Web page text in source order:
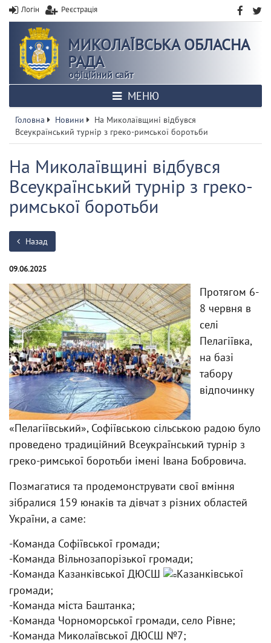
Логін Реєстрація
МИКОЛАЇВСЬКА ОБЛАСНА
РАДА
офіційний сайт
МЕНЮ
Головна Новини
На Миколаївщині відбувся
Всеукраїнський турнір з греко-римської боротьби
На Миколаївщині відбувся
Всеукраїнський турнір з греко-
римської боротьби
Назад
09.06.2025
Протягом 6-
8 червня в
селі
Пелагіївка,
на базі
табору
відпочинку
«Пелагіївський», Софіївською сільською радою було
проведено традиційний Всеукраїнський турнір з
греко-римської боротьби імені Івана Бобровича.
Позмагатися та продемонструвати свої вміння
зібралися 159 юнаків та дівчат з різних областей
України, а саме:
-Команда Софіївської громади;
-Команда Вільнозапорізької громади;
-Команда Казанківської ДЮСШ
Казанківської
громади;
-Команда міста Баштанка;
-Команда Чорноморської громади, село Рівне;
-Команда Миколаївської ДЮСШ №7;